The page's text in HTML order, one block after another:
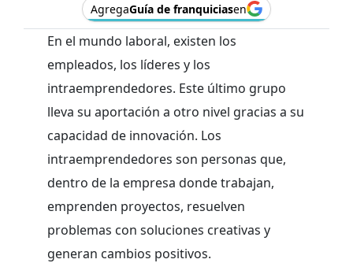
AgregaGuía de franquiciasen
En el mundo laboral, existen los
empleados, los líderes y los
intraemprendedores. Este último grupo
lleva su aportación a otro nivel gracias a su
capacidad de innovación. Los
intraemprendedores son personas que,
dentro de la empresa donde trabajan,
emprenden proyectos, resuelven
problemas con soluciones creativas y
generan cambios positivos.